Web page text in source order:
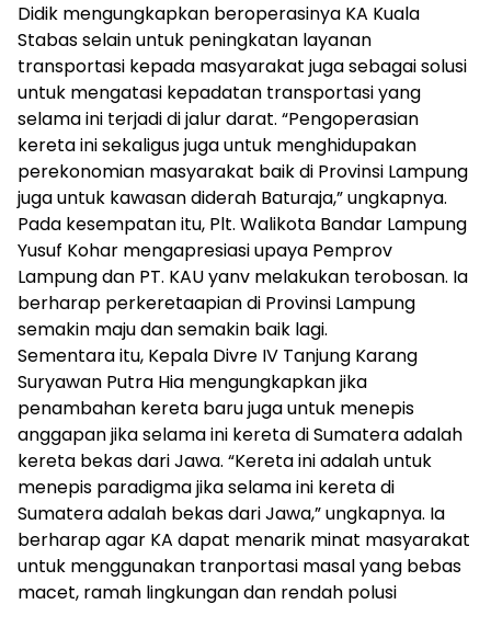
Didik mengungkapkan beroperasinya KA Kuala
Stabas selain untuk peningkatan layanan
transportasi kepada masyarakat juga sebagai solusi
untuk mengatasi kepadatan transportasi yang
selama ini terjadi di jalur darat. “Pengoperasian
kereta ini sekaligus juga untuk menghidupakan
perekonomian masyarakat baik di Provinsi Lampung
juga untuk kawasan diderah Baturaja,” ungkapnya.
Pada kesempatan itu, Plt. Walikota Bandar Lampung
Yusuf Kohar mengapresiasi upaya Pemprov
Lampung dan PT. KAU yanv melakukan terobosan. Ia
berharap perkeretaapian di Provinsi Lampung
semakin maju dan semakin baik lagi.
Sementara itu, Kepala Divre IV Tanjung Karang
Suryawan Putra Hia mengungkapkan jika
penambahan kereta baru juga untuk menepis
anggapan jika selama ini kereta di Sumatera adalah
kereta bekas dari Jawa. “Kereta ini adalah untuk
menepis paradigma jika selama ini kereta di
Sumatera adalah bekas dari Jawa,” ungkapnya. Ia
berharap agar KA dapat menarik minat masyarakat
untuk menggunakan tranportasi masal yang bebas
macet, ramah lingkungan dan rendah polusi